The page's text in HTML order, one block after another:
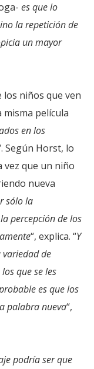
es que lo
la repetición de
un mayor
los niños que ven
película
en los
Según Horst, lo
vez que un niño
nueva
sólo la
percepción de los
“, explica. “Y
de
que se les
es que los
palabra nueva“,
podría ser que